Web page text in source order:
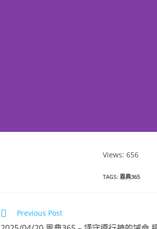
點擊觀看
Views: 656
TAGS: 恩典365
Previous Post